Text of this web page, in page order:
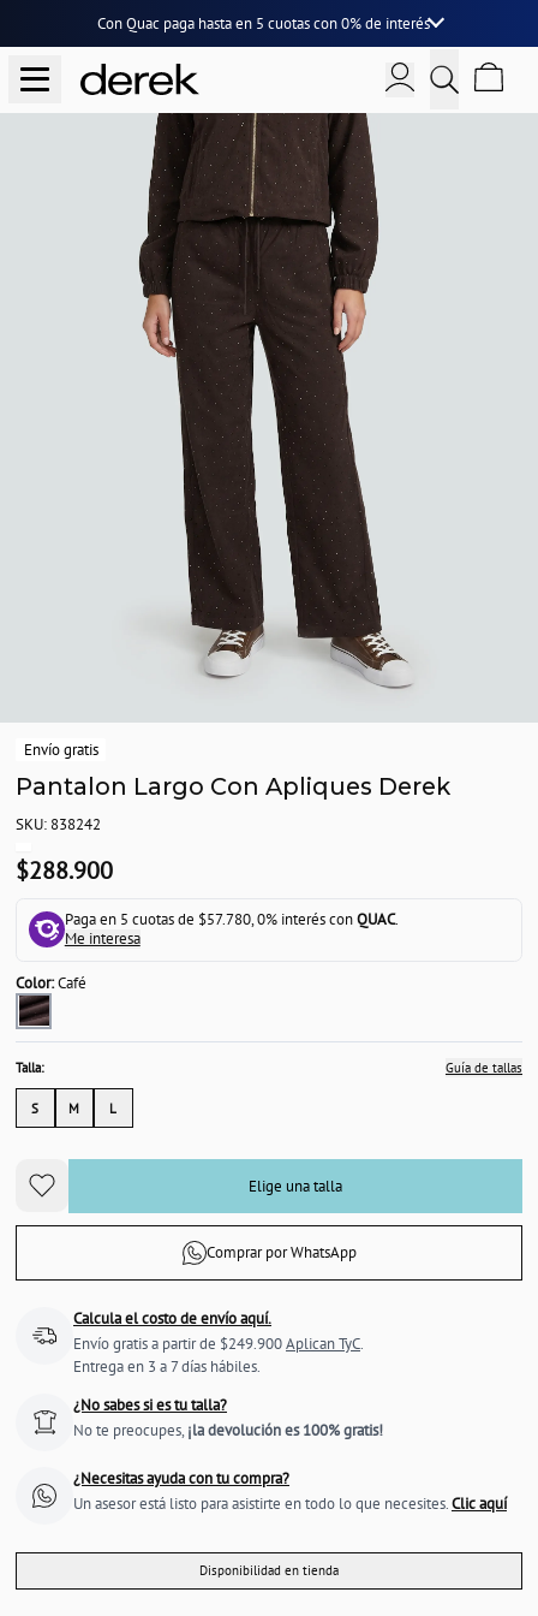
Con Quac paga hasta en 5 cuotascon0% de interés
Envío gratis
Pantalon Largo Con Apliques Derek
SKU: 838242
$288.900
Paga en 5 cuotas de $57.780, 0% interés conQUAC.
Me interesa
Color:Café
Talla: Guía de tallas
S M L
Elige una talla
Comprar por WhatsApp
Calcula el costo de envío aquí.
Envío gratis a partir de $249.900Aplican TyC.
Entrega en 3 a 7 días hábiles.
¿No sabes si es tu talla?
No te preocupes, ¡la devolución es 100% gratis!
¿Necesitas ayuda con tu compra?
Un asesor está listo para asistirte en todo lo que necesites.Clic aquí
Disponibilidad en tienda